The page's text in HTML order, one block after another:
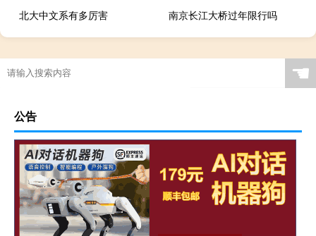
北大中文系有多厉害
南京长江大桥过年限行吗
☚
公告